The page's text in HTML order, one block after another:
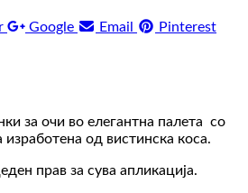
Google Email Pinterest
за очи во елегантна палета со
изработена од вистинска коса.
прав за сува апликација.